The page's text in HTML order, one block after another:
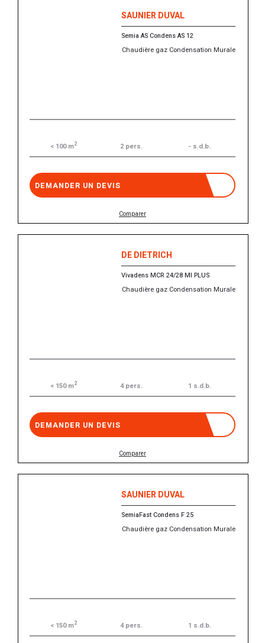
SAUNIER DUVAL
Semia AS Condens AS 12
Chaudière gaz Condensation Murale
< 100 m2 2 pers. - s.d.b.
DEMANDER UN DEVIS
Comparer
DE DIETRICH
Vivadens MCR 24/28 MI PLUS
Chaudière gaz Condensation Murale
< 150 m2 4 pers. 1 s.d.b.
DEMANDER UN DEVIS
Comparer
SAUNIER DUVAL
SemiaFast Condens F 25
Chaudière gaz Condensation Murale
< 150 m2 4 pers. 1 s.d.b.